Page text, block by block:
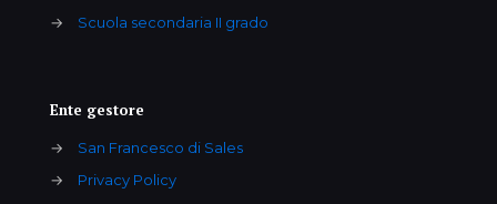
→
Scuola secondaria II grado
Ente gestore
→
San Francesco di Sales
→
Privacy Policy